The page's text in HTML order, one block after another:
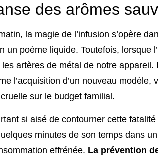
des arômes
la magie de l’infusion s’opère
un poème liquide. Toutefois, lorsque
artères de métal de notre
l’acquisition d’un nouveau
sur le budget familial.
si aisé de contourner cette
minutes de son temps dans
effrénée. La prévention